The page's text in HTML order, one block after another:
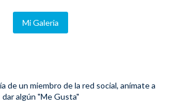
Mi Galeria
de un miembro de la red social, anímate a
dar algún "Me Gusta"